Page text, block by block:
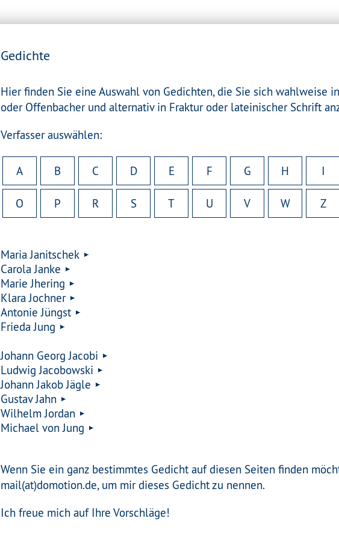
Gedichte
Hier finden Sie eine Auswahl von Gedichten, die Sie sich wahlweise
oder Offenbacher und alternativ in Fraktur oder lateinischer Schrift
Verfasser auswählen:
A B C D E F G H I
O P R S T U V W Z
Maria Janitschek
Carola Janke
Marie Jhering
Klara Jochner
Antonie Jüngst
Frieda Jung
Johann Georg Jacobi
Ludwig Jacobowski
Johann Jakob Jägle
Gustav Jahn
Wilhelm Jordan
Michael von Jung
Wenn Sie ein ganz bestimmtes Gedicht auf diesen Seiten finden
mail(at)domotion.de, um mir dieses Gedicht zu nennen.
Ich freue mich auf Ihre Vorschläge!